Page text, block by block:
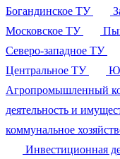
Богандинское ТУ
Московское ТУ
Северо-западное ТУ
Центральное ТУ
Агропромышленный
деятельность и
коммунальное
Инвестиционная